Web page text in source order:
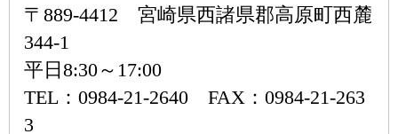
〒889-4412 宮崎県西諸県郡高原町西麓
344-1
平日8:30～17:00
TEL：0984-21-2640 FAX：0984-21-263
3